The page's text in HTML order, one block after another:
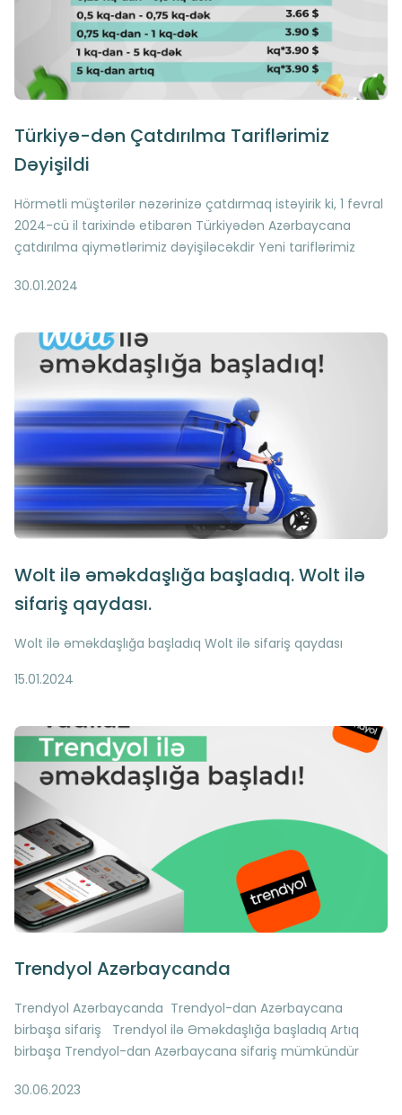
Türkiyə-dən Çatdırılma Tariflərimiz
Dəyişildi
Hörmətli müştərilər nəzərinizə çatdırmaq istəyirik ki, 1 fevral
2024-cü il tarixində etibarən Türkiyədən Azərbaycana
çatdırılma qiymətlərimiz dəyişiləcəkdir Yeni tariflərimiz
30.01.2024
Wolt ilə əməkdaşlığa başladıq. Wolt ilə
sifariş qaydası.
Wolt ilə əməkdaşlığa başladıq Wolt ilə sifariş qaydası
15.01.2024
Trendyol Azərbaycanda
Trendyol Azərbaycanda Trendyol-dan Azərbaycana
birbaşa sifariş Trendyol ilə Əməkdaşlığa başladıq Artıq
birbaşa Trendyol-dan Azərbaycana sifariş mümkündür
dan alışveriş etməyi sevən şəxslərə xoş xəbərimiz var Artıq
30.06.2023